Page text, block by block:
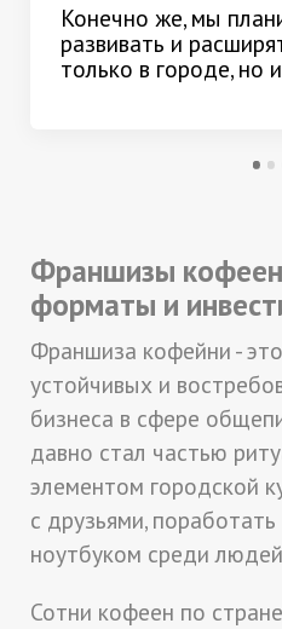
Конечно же, мы
развивать и
только в городе, но
Франшизы кофеен
форматы и
Франшиза кофейни -
устойчивых и
бизнеса в сфере
давно стал частью
элементом городской
с друзьями,
ноутбуком среди
Сотни кофеен по